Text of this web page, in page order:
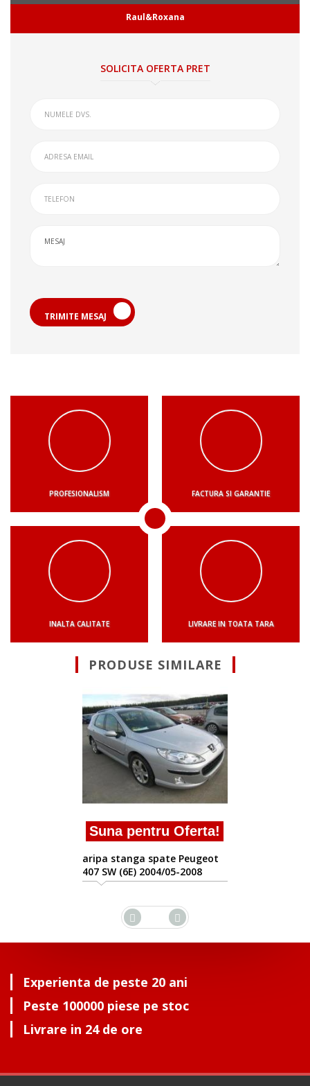
Raul&Roxana
SOLICITA OFERTA PRET
TRIMITE MESAJ
PROFESIONALISM FACTURA SI GARANTIE
INALTA CALITATE LIVRARE IN TOATA TARA
PRODUSE SIMILARE
Suna pentru Oferta!
aripa stanga spate Peugeot
407 SW (6E) 2004/05-2008
Experienta de peste 20 ani
Peste 100000 piese pe stoc
Livrare in 24 de ore